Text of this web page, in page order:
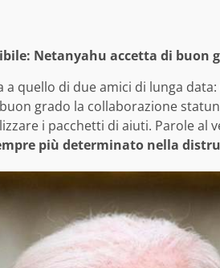
Netanyahu accetta di buon
a quello di due amici di lunga
grado la collaborazione
i pacchetti di aiuti. Parole
più determinato nella